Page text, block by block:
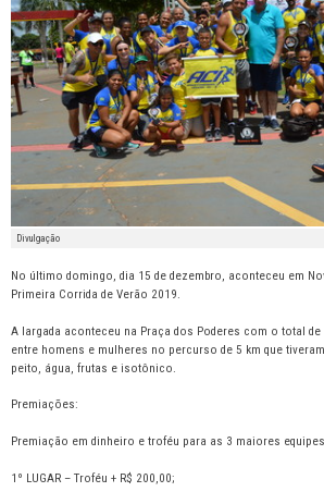
Divulgação
No último domingo, dia 15 de dezembro, aconteceu em
Primeira Corrida de Verão 2019.
A largada aconteceu na Praça dos Poderes com o total
entre homens e mulheres no percurso de 5 km que
peito, água, frutas e isotônico.
Premiações:
Premiação em dinheiro e troféu para as 3 maiores
1º LUGAR – Troféu + R$ 200,00;